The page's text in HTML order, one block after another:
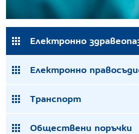
Електронно
Електронно
Транспорт
Обществени поръчки